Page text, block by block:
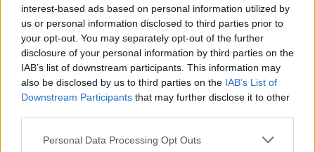
interest-based ads based on personal information utilized by
us or personal information disclosed to third parties prior to
your opt-out. You may separately opt-out of the further
disclosure of your personal information by third parties on the
IAB’s list of downstream participants. This information may
also be disclosed by us to third parties on the IAB’s List of
Downstream Participants that may further disclose it to other
Please note that this website/app uses one or more Google
Personal Data Processing Opt Outs
Τη νύχτα της Τετάρτης προς Πέμπτη, οι
πολύωρες συζητήσεις μεταξύ των δύο θεσμών
(Ευρωπαϊκό Κοινοβούλιο και Συμβούλιο) δεν
κατέληξαν σε συμφωνία. Σύμφωνα με την
Κυπριακή Προεδρία της ΕΕ, «καταγράφηκε
πρόοδος σε μια σειρά θεμάτων» και ο επόμενος
γύρος διαπραγματεύσεων προγραμματίστηκε για